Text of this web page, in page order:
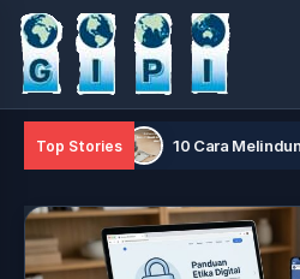
Top Stories10 Cara Melindungi Data